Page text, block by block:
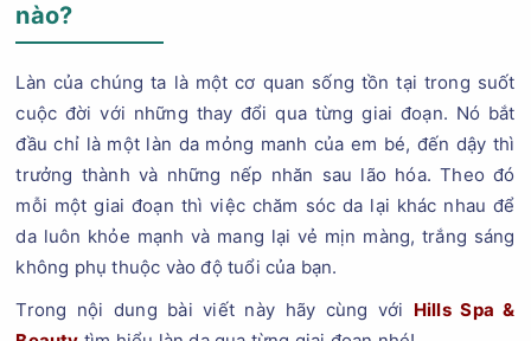
nào?
Làn của chúng ta là một cơ quan sống tồn tại trong suốt
cuộc đời với những thay đổi qua từng giai đoạn. Nó bắt
đầu chỉ là một làn da mỏng manh của em bé, đến dậy thì
trưởng thành và những nếp nhăn sau lão hóa. Theo đó
mỗi một giai đoạn thì việc chăm sóc da lại khác nhau để
da luôn khỏe mạnh và mang lại vẻ mịn màng, trắng sáng
không phụ thuộc vào độ tuổi của bạn.
Trong nội dung bài viết này hãy cùng với Hills Spa &